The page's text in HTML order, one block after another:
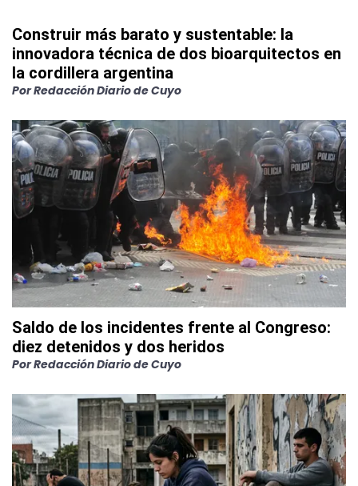
Construir más barato y sustentable: la
innovadora técnica de dos bioarquitectos en
la cordillera argentina
PorRedacción Diario de Cuyo
Saldo de los incidentes frente al Congreso:
diez detenidos y dos heridos
PorRedacción Diario de Cuyo